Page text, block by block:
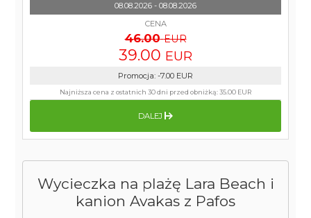
Wycieczka na plażę Lara Beach i
kanion Avakas z Pafos
08.08.2026 - 08.08.2026
CENA
46.00 EUR
39.00 EUR
Promocja: -7.00 EUR
Najniższa cena z ostatnich 30 dni przed obniżką:35.00 EUR
DALEJ